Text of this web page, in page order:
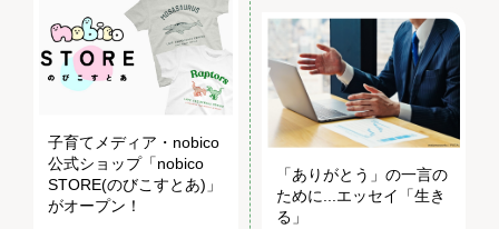
子育てメディア・nobico
公式ショップ「nobico
STORE(のびこすとあ)」
がオープン！
「ありがとう」の一言の
ために...エッセイ「生き
る」